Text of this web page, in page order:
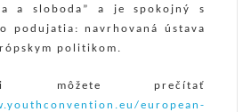
a sloboda” a je spokojný s
podujatia: navrhovaná ústava
politikom.
môžete prečítať
european-